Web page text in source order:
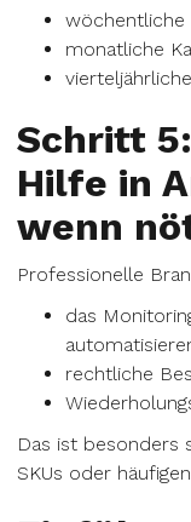
wöchentliche
monatliche
Schritt
Hilfe in
wenn
Professionelle
das
rechtliche
Das ist besonders
SKUs oder